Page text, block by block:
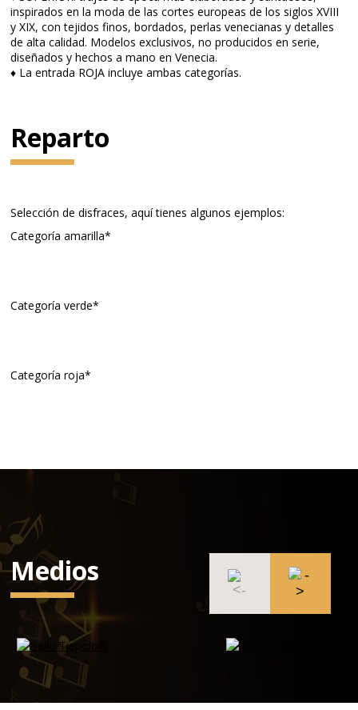
inspirados en la moda de las cortes europeas de los siglos XVIII
y XIX, con tejidos finos, bordados, perlas venecianas y detalles
de alta calidad. Modelos exclusivos, no producidos en serie,
diseñados y hechos a mano en Venecia.
♦ La entrada ROJA incluye ambas categorías.
Reparto
Selección de disfraces, aquí tienes algunos ejemplos:
Categoría amarilla*
Categoría verde*
Categoría roja*
Medios